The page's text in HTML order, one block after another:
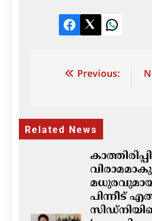
Facebook
TwitterLinkedIn
Post Previous:
Related News
പിന്നീട്